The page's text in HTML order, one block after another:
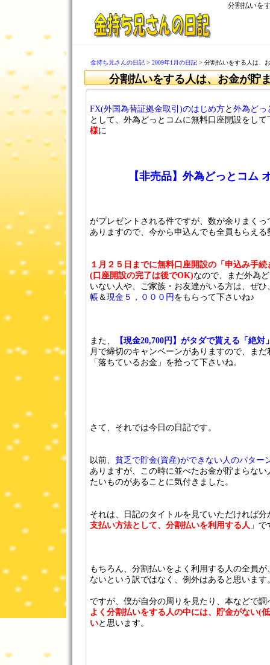
分割払いを
金持ち兄さんの日記 > 2009年1月の日記 > 分割払いをする人は、
分割払いをする人は、お金が貯
FX(外国為替証拠金取引)のはじめ方と 外為どっ
として、外為どっとコムに無料口座開設をして
様に
【非売品】外為どっとコム
がプレゼントされる件ですが、数が余りまく
ありますので、今から申込んでも全員もらえ
１月２５日までに無料口座開設の「申込み手
(口座開設の完了は後でOK)なので、まだ外為
いない人や、ご家族・お友達がいる方は、ぜひ
帳＆現金５，０００円 をもらって下さいね♪
また、
【現金20,700円】がタダで貰える「絶
月で締切のキャンペーンがありますので、ま
「落ちているお金」を拾って下さいね。
さて、それでは今日の日記です。
以前、 貧乏で貯金(資産)ができない人のパター
ありますが、この時に並べたお金が貯まらな
たいものがあることに気付きました。
それは、日記のタイトルを見ていただければ分
支払い方法として、分割払いを利用する人 」で
もちろん、分割払いをよく利用する人の全員
ないという訳ではなく、例外はあると思います
ですが、僕が自分の周りを見たり、本などで
よく分割払いをする人の中には、貯金がない(
いと思います。